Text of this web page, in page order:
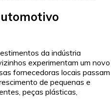
da indústria
experimentam um novo
fornecedoras locais passam
de pequenas e
peças plásticas,